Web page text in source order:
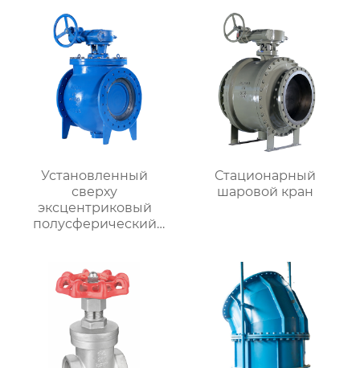
Установленный
сверху
эксцентриковый
полусферический
Стационарный
шаровой кран